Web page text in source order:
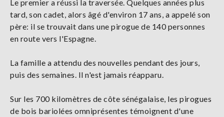
Le premier a réussi la traversée. Quelques années plus
tard, son cadet, alors âgé d'environ 17 ans, a appelé son
père: il se trouvait dans une pirogue de 140 personnes
en route vers l'Espagne.
La famille a attendu des nouvelles pendant des jours,
puis des semaines. Il n'est jamais réapparu.
Sur les 700 kilomètres de côte sénégalaise, les pirogues
de bois bariolées omniprésentes témoignent d'une